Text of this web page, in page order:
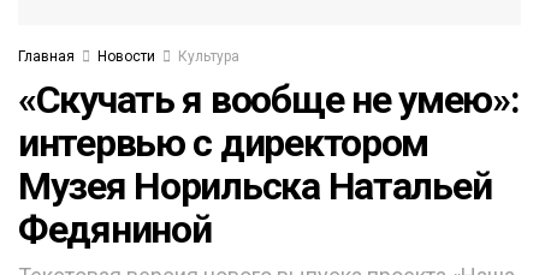
Главная Новости Культура
«Скучать я вообще не умею»:
интервью с директором
Музея Норильска Натальей
Федяниной